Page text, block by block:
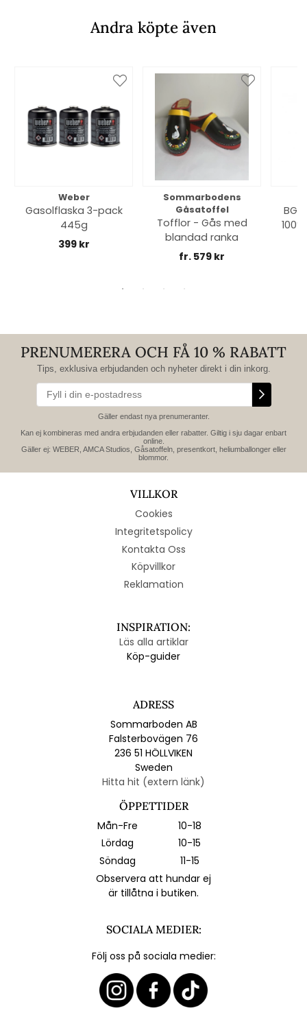
Andra köpte även
Weber
Gasolflaska 3-pack
445g
399 kr
Sommarbodens
Gåsatoffel
Tofflor - Gås med
blandad ranka
fr. 579 kr
PRENUMERERA OCH FÅ 10 % RABATT
Tips, exklusiva erbjudanden och nyheter direkt i din inkorg.
Gäller endast nya prenumeranter.
Kan ej kombineras med andra erbjudanden eller rabatter. Giltig i sju dagar enbart
online.
Gäller ej: WEBER, AMCA Studios, Gåsatoffeln, presentkort, heliumballonger eller
blommor.
VILLKOR
Cookies
Integritetspolicy
Kontakta Oss
Köpvillkor
Reklamation
INSPIRATION:
Läs alla artiklar
Köp-guider
ADRESS
Sommarboden AB
Falsterbovägen 76
236 51 HÖLLVIKEN
Sweden
Hitta hit (extern länk)
ÖPPETTIDER
Mån-Fre
10-18
Lördag
10-15
Söndag
11-15
Observera att hundar ej
är tillåtna i butiken.
SOCIALA MEDIER:
Följ oss på sociala medier: